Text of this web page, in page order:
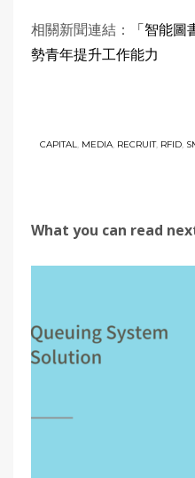
相關新聞連結：
「智能
勢青年提升工作能力
CAPITAL, MEDIA, RECRUIT, RFID,
What you can read